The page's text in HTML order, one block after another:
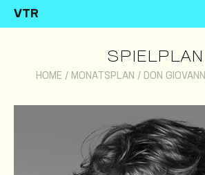
VTR
SPIELPLAN
HOME / MONATSPLAN / DON GIOVANNI